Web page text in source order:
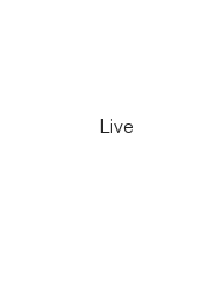
Live